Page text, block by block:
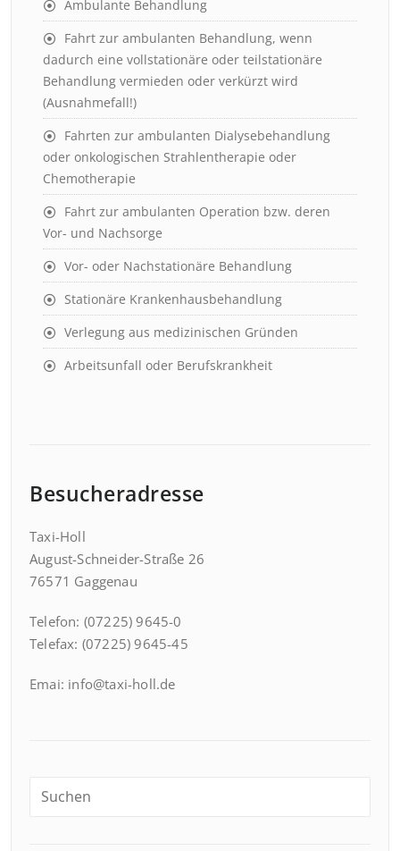
Ambulante Behandlung
Fahrt zur ambulanten Behandlung, wenn
dadurch eine vollstationäre oder teilstationäre
Behandlung vermieden oder verkürzt wird
(Ausnahmefall!)
Fahrten zur ambulanten Dialysebehandlung
oder onkologischen Strahlentherapie oder
Chemotherapie
Fahrt zur ambulanten Operation bzw. deren
Vor- und Nachsorge
Vor- oder Nachstationäre Behandlung
Stationäre Krankenhausbehandlung
Verlegung aus medizinischen Gründen
Arbeitsunfall oder Berufskrankheit
Besucheradresse
Taxi-Holl
August-Schneider-Straße 26
76571 Gaggenau
Telefon: (07225) 9645-0
Telefax: (07225) 9645-45
Emai: info@taxi-holl.de